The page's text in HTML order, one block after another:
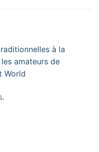
à la
amateurs de
World